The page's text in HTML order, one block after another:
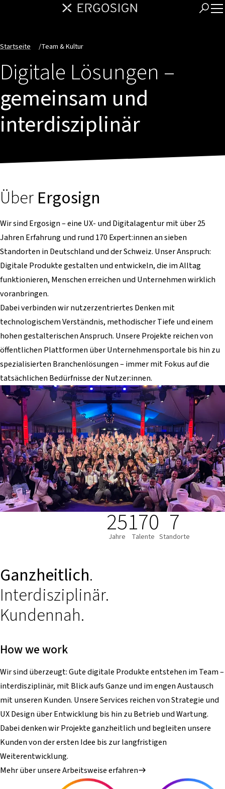
Startseite /Team & Kultur
Digitale Lösungen –
gemeinsam und
interdisziplinär
Über Ergosign
Wir sind Ergosign – eine UX- und Digitalagentur mit über 25
Jahren Erfahrung und rund 170 Expert:innen an sieben
Standorten in Deutschland und der Schweiz. Unser Anspruch:
Digitale Produkte gestalten und entwickeln, die im Alltag
funktionieren, Menschen erreichen und Unternehmen wirklich
voranbringen.
Dabei verbinden wir nutzerzentriertes Denken mit
technologischem Verständnis, methodischer Tiefe und einem
hohen gestalterischen Anspruch. Unsere Projekte reichen von
öffentlichen Plattformen über Unternehmensportale bis hin zu
spezialisierten Branchenlösungen – immer mit Fokus auf die
tatsächlichen Bedürfnisse der Nutzer:innen.
25
Jahre 170
Talente 7
Standorte
Ganzheitlich.
Interdisziplinär.
Kundennah.
How we work
Wir sind überzeugt: Gute digitale Produkte entstehen im Team –
interdisziplinär, mit Blick aufs Ganze und im engen Austausch
mit unseren Kunden. Unsere Services reichen von Strategie und
UX Design über Entwicklung bis hin zu Betrieb und Wartung.
Dabei denken wir Projekte ganzheitlich und begleiten unsere
Kunden von der ersten Idee bis zur langfristigen
Weiterentwicklung.
Mehr über unsere Arbeitsweise erfahren